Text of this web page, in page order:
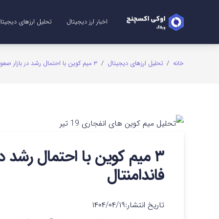
اخبار ارز دیجیتال تحلیل ارزهای
خانه / تحلیل ارزهای دیجیتال / ۳ میم کوین با احتمال رشد در بازار صعودی + تحلیل فاندامنتال
۳ میم کوین با احتمال
فاندامنتال
تاریخ انتشار:۱۴۰۴/۰۴/۱۹